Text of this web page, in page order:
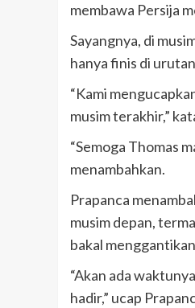
membawa Persija
Sayangnya, di
hanya finis di
“Kami
musim terakhir,”
“Semoga Thomas
menambahkan.
Prapanca
musim depan,
bakal
“Akan ada
hadir,” ucap